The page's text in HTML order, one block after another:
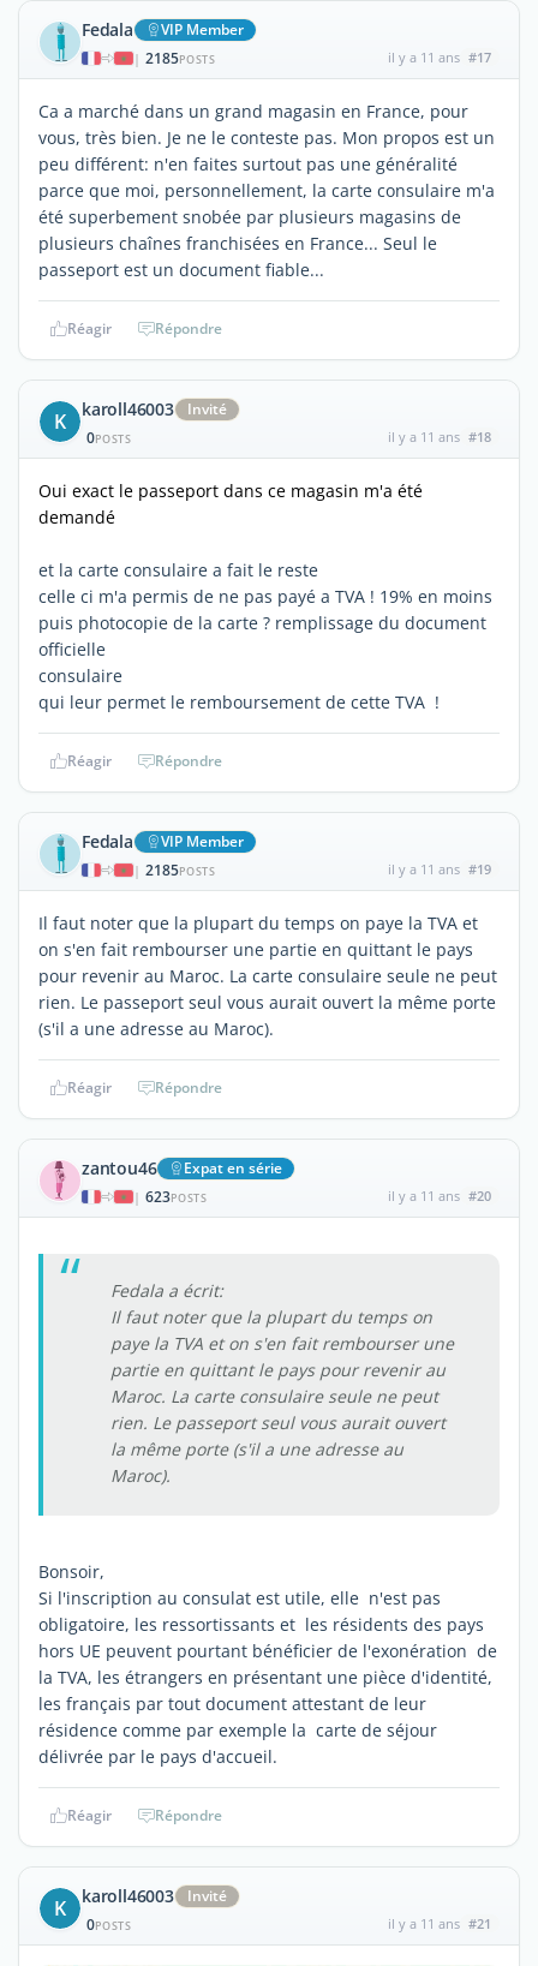
Fedala VIP Member
| 2185POSTS il y a 11 ans #17
Ca a marché dans un grand magasin en France, pour
vous, très bien. Je ne le conteste pas. Mon propos est un
peu différent: n'en faites surtout pas une généralité
parce que moi, personnellement, la carte consulaire m'a
été superbement snobée par plusieurs magasins de
plusieurs chaînes franchisées en France... Seul le
passeport est un document fiable...
Réagir Répondre
K karoll46003
Invité
0POSTS il y a 11 ans #18
Oui exact le passeport dans ce magasin m'a été
demandé
et la carte consulaire a fait le reste
celle ci m'a permis de ne pas payé a TVA ! 19% en moins
puis photocopie de la carte ? remplissage du document
officielle
consulaire
qui leur permet le remboursement de cette TVA !
Réagir Répondre
Fedala VIP Member
| 2185POSTS il y a 11 ans #19
Il faut noter que la plupart du temps on paye la TVA et
on s'en fait rembourser une partie en quittant le pays
pour revenir au Maroc. La carte consulaire seule ne peut
rien. Le passeport seul vous aurait ouvert la même porte
(s'il a une adresse au Maroc).
Réagir Répondre
zantou46 Expat en série
| 623POSTS il y a 11 ans #20
Fedala a écrit:
Il faut noter que la plupart du temps on
paye la TVA et on s'en fait rembourser une
partie en quittant le pays pour revenir au
Maroc. La carte consulaire seule ne peut
rien. Le passeport seul vous aurait ouvert
la même porte (s'il a une adresse au
Maroc).
Bonsoir,
Si l'inscription au consulat est utile, elle n'est pas
obligatoire, les ressortissants et les résidents des pays
hors UE peuvent pourtant bénéficier de l'exonération de
la TVA, les étrangers en présentant une pièce d'identité,
les français par tout document attestant de leur
résidence comme par exemple la carte de séjour
délivrée par le pays d'accueil.
Réagir Répondre
K karoll46003
Invité
0POSTS il y a 11 ans #21